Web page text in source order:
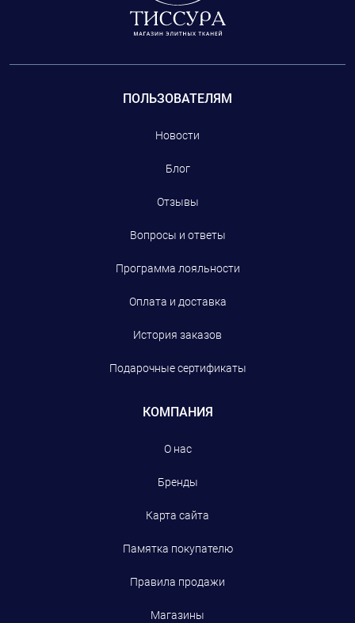
ПОЛЬЗОВАТЕЛЯМ
Новости
Блог
Отзывы
Вопросы и ответы
Программа лояльности
Оплата и доставка
История заказов
Подарочные сертификаты
КОМПАНИЯ
О нас
Бренды
Карта сайта
Памятка покупателю
Правила продажи
Магазины